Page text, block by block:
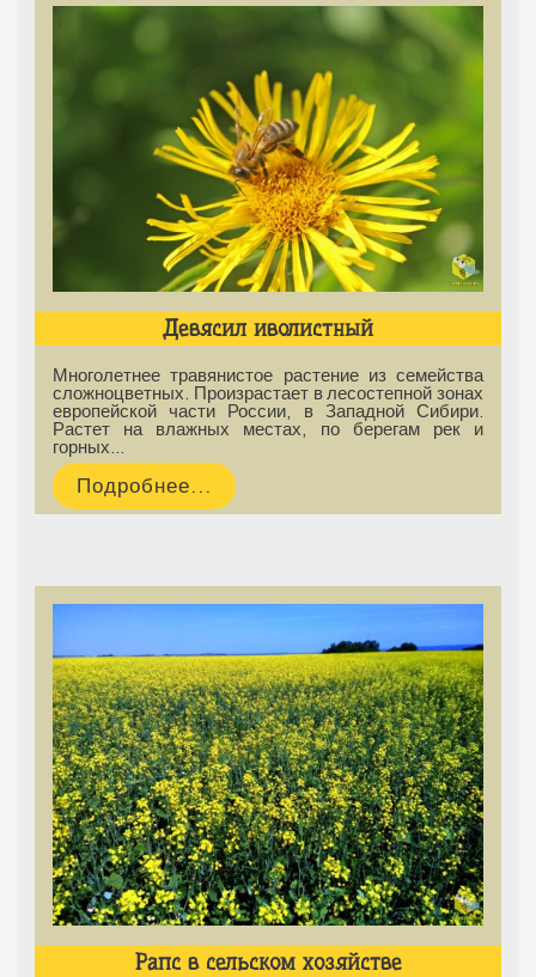
Девясил иволистный
Многолетнее травянистое растение из семейства
сложноцветных. Произрастает в лесостепной зонах
европейской части России, в Западной Сибири.
Растет на влажных местах, по берегам рек и
горных…
Подробнее...
Рапс в сельском хозяйстве